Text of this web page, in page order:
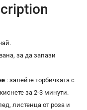
за да запази
: залейте торбичката с
за 2-3 минути.
листенца от роза и